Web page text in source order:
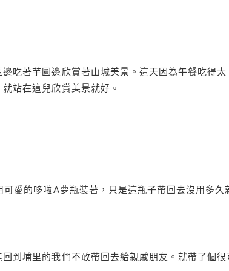
吃著芋圓邊欣賞著山城美景。這天因為午餐吃得太
站在這兒欣賞美景就好。
愛的哆啦A夢瓶裝著，只是這瓶子帶回去沒用多久
到埔里的我們不敢帶回去給親戚朋友。就帶了個很